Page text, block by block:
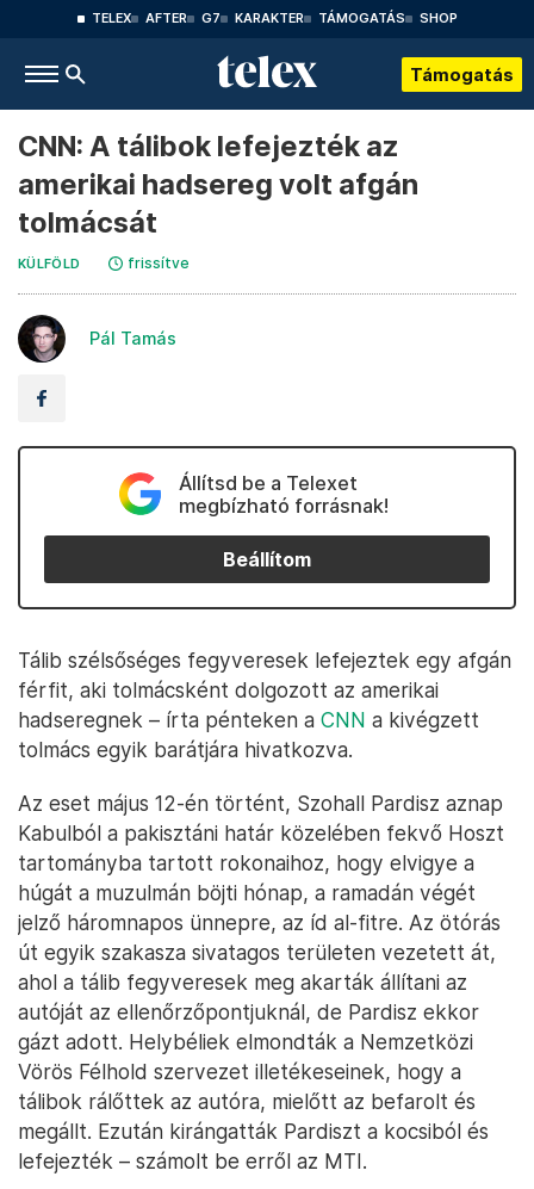
TELEX AFTER G7 KARAKTER TÁMOGATÁS SHOP
Támogatás
CNN: A tálibok lefejezték az
amerikai hadsereg volt afgán
tolmácsát
KÜLFÖLD frissítve
Pál Tamás
Állítsd be a Telexet
megbízható forrásnak!
Beállítom
Tálib szélsőséges fegyveresek lefejeztek egy afgán
férfit, aki tolmácsként dolgozott az amerikai
hadseregnek – írta pénteken a CNN a kivégzett
tolmács egyik barátjára hivatkozva.
Az eset május 12-én történt, Szohall Pardisz aznap
Kabulból a pakisztáni határ közelében fekvő Hoszt
tartományba tartott rokonaihoz, hogy elvigye a
húgát a muzulmán böjti hónap, a ramadán végét
jelző háromnapos ünnepre, az íd al-fitre. Az ötórás
út egyik szakasza sivatagos területen vezetett át,
ahol a tálib fegyveresek meg akarták állítani az
autóját az ellenőrzőpontjuknál, de Pardisz ekkor
gázt adott. Helybéliek elmondták a Nemzetközi
Vörös Félhold szervezet illetékeseinek, hogy a
tálibok rálőttek az autóra, mielőtt az befarolt és
megállt. Ezután kirángatták Pardiszt a kocsiból és
lefejezték – számolt be erről az MTI.